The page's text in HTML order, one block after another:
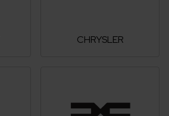
CHRYSLER